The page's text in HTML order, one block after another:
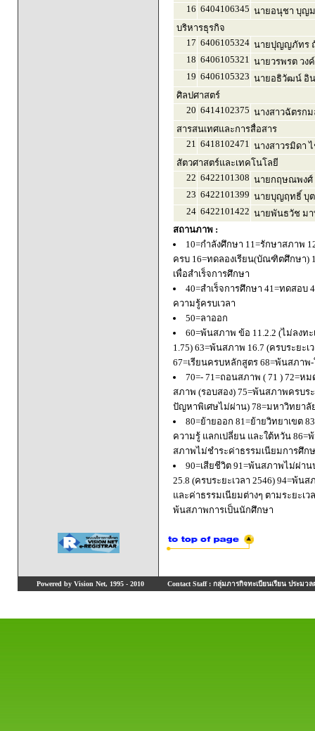
16 6404106345 นายอนุชา บุญ
บริหารธุรกิจ
17 6406105324 นายปุญญภัทร
18 6406105321 นายวรพรต วง
19 6406105323 นายอธิวัฒน์ อิ
ศิลปศาสตร์
20 6414102375 นางสาวฉัตรก
สารสนเทศและการสื่อสาร
21 6418102471 นางสาวรมิดา
สัตวศาสตร์และเทคโนโลยี
22 6422101308 นายกฤษณพงศ์
23 6422101399 นายบุญฤทธิ์ บุต
24 6422101422 นายพันธวัช ม
สถานภาพ :
10=กำลังศึกษา 11=รักษาสภาพ
ครบ 16=ทดลองเรียน(บัณฑิตศึกษา)
เพื่อสำเร็จการศึกษา
40=สำเร็จการศึกษา 41=ทดสอบ
ความรู้ครบเวลา
50=ลาออก
60=พ้นสภาพ ข้อ 11.2.2 (ไม่ลงท
1.75) 63=พ้นสภาพ 16.7 (ครบระยะ
67=เรียนครบหลักสูตร 68=พ้นสภา
70=- 71=ถอนสภาพ ( 71 ) 72=
สภาพ (รอบสอง) 75=พ้นสภาพครบ
ปัญหาพิเศษไม่ผ่าน) 78=มหาวิทยา
80=ย้ายออก 81=ย้ายวิทยาเขต
ความรู้ แลกเปลี่ยน และใต้หวัน
สภาพไม่ชำระค่าธรรมเนียมการศึก
90=เสียชีวิต 91=พ้นสภาพไม่ผ่า
25.8 (ครบระยะเวลา 2546) 94=พ้
และค่าธรรมเนียมต่างๆ ตามระยะเ
พ้นสภาพการเป็นนักศึกษา
Powered by Vision Net, 1995 - 2010 Contact Staff : กลุ่มภารกิจทะเบียนเรียน ประมวล